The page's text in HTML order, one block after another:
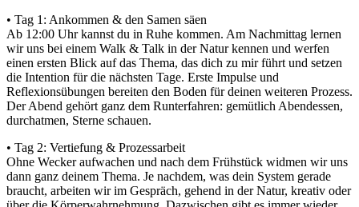
• Tag 1: Ankommen & den Samen säen
Ab 12:00 Uhr kannst du in Ruhe kommen. Am Nachmittag lernen
wir uns bei einem Walk & Talk in der Natur kennen und werfen
einen ersten Blick auf das Thema, das dich zu mir führt und setzen
die Intention für die nächsten Tage. Erste Impulse und
Reflexionsübungen bereiten den Boden für deinen weiteren Prozess.
Der Abend gehört ganz dem Runterfahren: gemütlich Abendessen,
durchatmen, Sterne schauen.
• Tag 2: Vertiefung & Prozessarbeit
Ohne Wecker aufwachen und nach dem Frühstück widmen wir uns
dann ganz deinem Thema. Je nachdem, was dein System gerade
braucht, arbeiten wir im Gespräch, gehend in der Natur, kreativ oder